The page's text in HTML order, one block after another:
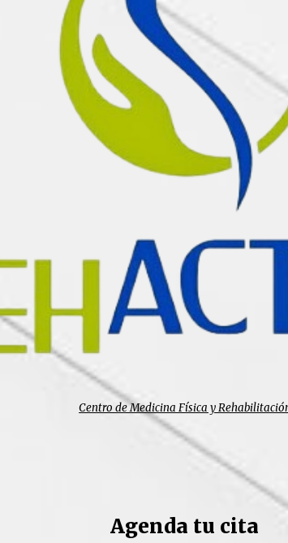
Centro de Medicina Física y
Agenda tu cita